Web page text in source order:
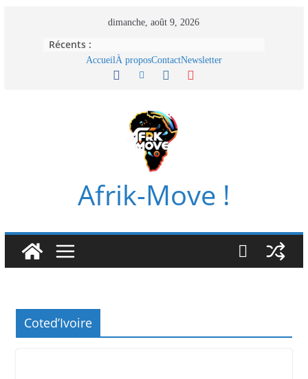
dimanche, août 9, 2026
Récents :
AccueilÀ proposContactNewsletter
Afrik-Move !
Coted’Ivoire